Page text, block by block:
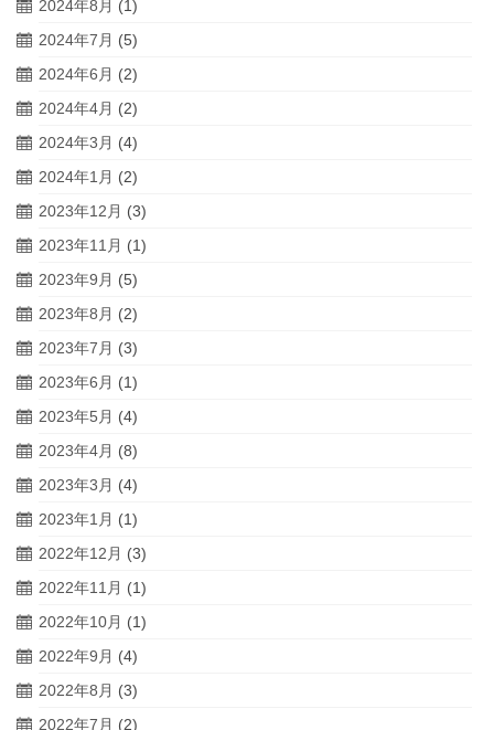
2024年8月 (1)
2024年7月 (5)
2024年6月 (2)
2024年4月 (2)
2024年3月 (4)
2024年1月 (2)
2023年12月 (3)
2023年11月 (1)
2023年9月 (5)
2023年8月 (2)
2023年7月 (3)
2023年6月 (1)
2023年5月 (4)
2023年4月 (8)
2023年3月 (4)
2023年1月 (1)
2022年12月 (3)
2022年11月 (1)
2022年10月 (1)
2022年9月 (4)
2022年8月 (3)
2022年7月 (2)